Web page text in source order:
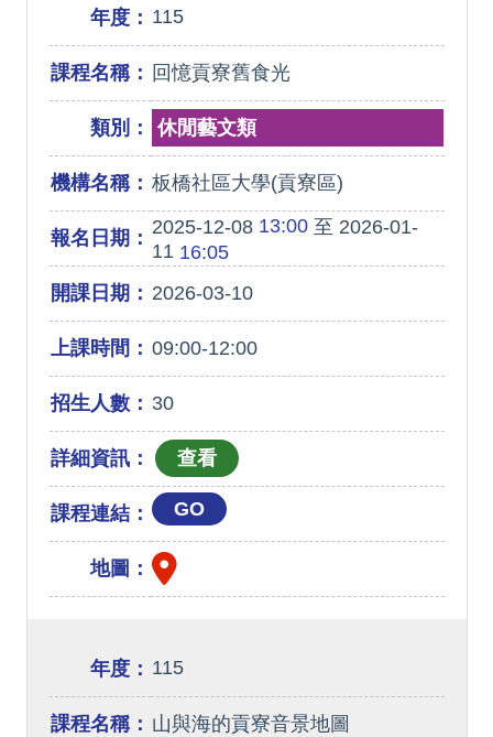
年度： 115
課程名稱： 回憶貢寮舊食光
類別： 休閒藝文類
機構名稱： 板橋社區大學(貢寮區)
報名日期： 2025-12-0813:00至 2026-01-
1116:05
開課日期： 2026-03-10
上課時間： 09:00-12:00
招生人數： 30
詳細資訊：
課程連結： GO
地圖：
年度： 115
課程名稱： 山與海的貢寮音景地圖